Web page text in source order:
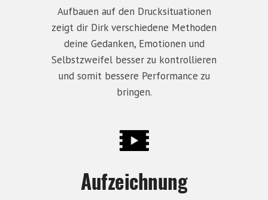
Aufbauen auf den Drucksituationen
zeigt dir Dirk verschiedene Methoden
deine Gedanken, Emotionen und
Selbstzweifel besser zu kontrollieren
und somit bessere Performance zu
bringen.
Aufzeichnung